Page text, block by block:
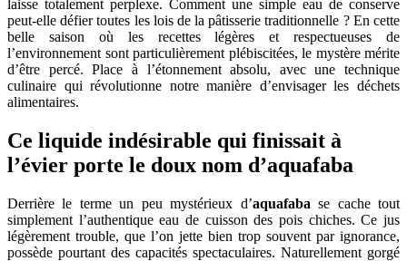
laisse totalement perplexe. Comment une simple eau de conserve
peut-elle défier toutes les lois de la pâtisserie traditionnelle ? En cette
belle saison où les recettes légères et respectueuses de
l’environnement sont particulièrement plébiscitées, le mystère mérite
d’être percé. Place à l’étonnement absolu, avec une technique
culinaire qui révolutionne notre manière d’envisager les déchets
alimentaires.
Ce liquide indésirable qui finissait à
l’évier porte le doux nom d’aquafaba
Derrière le terme un peu mystérieux d’aquafaba se cache tout
simplement l’authentique eau de cuisson des pois chiches. Ce jus
légèrement trouble, que l’on jette bien trop souvent par ignorance,
possède pourtant des capacités spectaculaires. Naturellement gorgé